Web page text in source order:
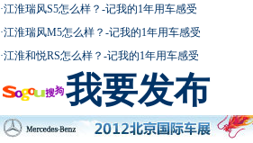
·江淮瑞风S5怎么样？-记我的1年用车感受
·江淮瑞风M5怎么样？-记我的1年用车感受
·江淮和悦RS怎么样？-记我的1年用车感受
我要发布